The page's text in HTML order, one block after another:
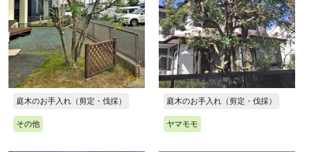
庭木のお手入れ（剪定・伐採）
その他
庭木のお手入れ（剪定・伐採）
ヤマモモ